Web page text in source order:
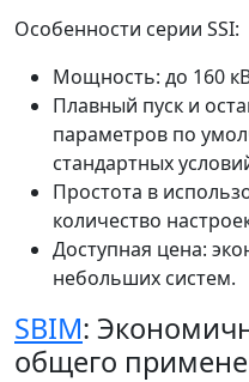
Особенности серии SSI:
Мощность: до 160
Плавный пуск и
параметров по
стандартных
Простота в
количество
Доступная цена:
небольших систем.
SBIM:
общего